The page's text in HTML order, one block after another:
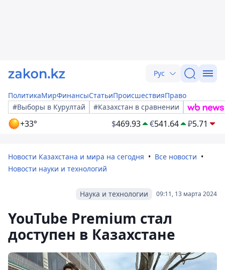
Рус
ПолитикаМирФинансыСтатьиПроисшествияПраво
#Выборы в Курултай
#Казахстан в сравнении
+33° $469.93 €541.64 ₽5.71
Новости Казахстана и мира на сегодня
Все новости
Новости науки и технологий
09:11, 13 марта 2024
Наука и технологии
YouTube Premium стал
доступен в Казахстане